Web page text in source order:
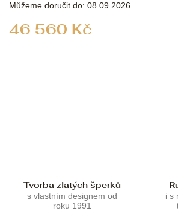
46 560 Kč
Můžeme doručit do: 08.09.2026
Tvorba zlatých šperků
s vlastním designem od
roku 1991
i s